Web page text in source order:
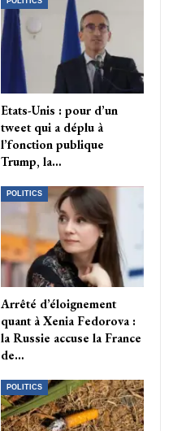
Etats-Unis : pour d’un
tweet qui a déplu à
l’fonction publique
Trump, la…
POLITICS
Arrêté d’éloignement
quant à Xenia Fedorova :
la Russie accuse la France
de…
POLITICS